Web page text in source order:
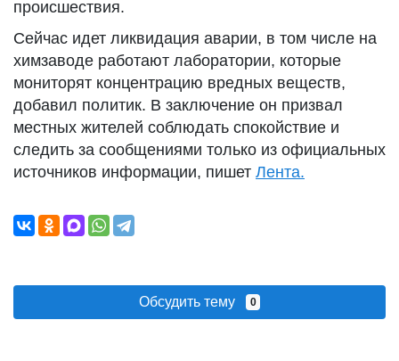
происшествия.
Сейчас идет ликвидация аварии, в том числе на
химзаводе работают лаборатории, которые
мониторят концентрацию вредных веществ,
добавил политик. В заключение он призвал
местных жителей соблюдать спокойствие и
следить за сообщениями только из официальных
источников информации, пишет Лента.
Обсудить тему 0